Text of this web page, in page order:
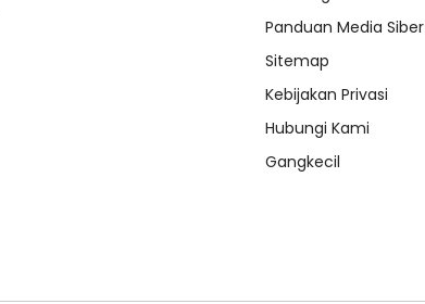
Panduan Media Siber
Sitemap
Kebijakan Privasi
Hubungi Kami
Gangkecil